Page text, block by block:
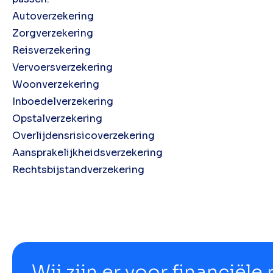
Autoverzekering
Zorgverzekering
Reisverzekering
Vervoersverzekering
Woonverzekering
Inboedelverzekering
Opstalverzekering
Overlijdensrisicoverzekering
Aansprakelijkheidsverzekering
Rechtsbijstandverzekering